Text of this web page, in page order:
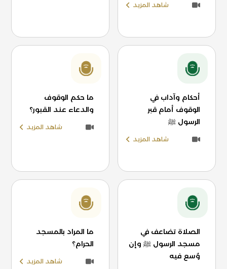
شاهد المزيد
أحكام وآداب في
الوقوف أمام قبر
الرسول ﷺ
شاهد المزيد
ما حكم الوقوف
والدعاء عند القبور؟
شاهد المزيد
الصلاة تضاعف في
مسجد الرسول ﷺ وإن
وُسع فيه
ما المراد بالمسجد
الحرام؟
شاهد المزيد